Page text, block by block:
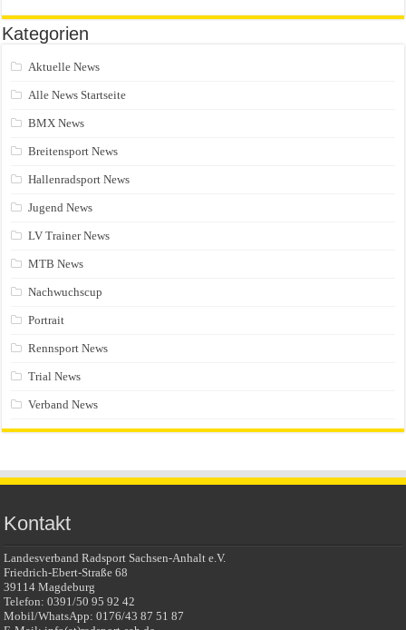
Kategorien
Aktuelle News
Alle News Startseite
BMX News
Breitensport News
Hallenradsport News
Jugend News
LV Trainer News
MTB News
Nachwuchscup
Portrait
Rennsport News
Trial News
Verband News
Kontakt
Landesverband Radsport Sachsen-Anhalt e.V.
Friedrich-Ebert-Straße 68
39114 Magdeburg
Telefon: 0391/50 95 92 42
Mobil/WhatsApp: 0176/43 87 51 87